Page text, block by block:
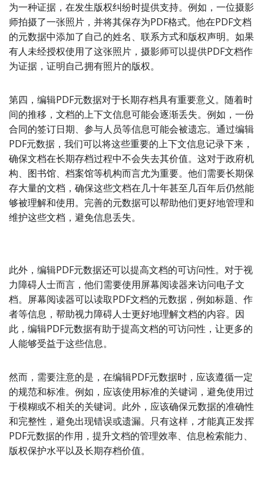
为一种证据，在发生版权纠纷时提供支持。例如，一位摄影
师拍摄了一张照片，并将其保存为PDF格式。他在PDF文档
的元数据中添加了自己的姓名、联系方式和版权声明。如果
有人未经授权使用了这张照片，摄影师可以提供PDF文档作
为证据，证明自己拥有照片的版权。
第四，编辑PDF元数据对于长期存档具有重要意义。随着时
间的推移，文档的上下文信息可能会逐渐丢失。例如，一份
合同的签订日期、参与人员等信息可能会被遗忘。通过编辑
PDF元数据，我们可以将这些重要的上下文信息记录下来，
确保文档在长期存档过程中不会失去其价值。这对于政府机
构、图书馆、档案馆等机构而言尤为重要。他们需要长期保
存大量的文档，确保这些文档在几十年甚至几百年后仍然能
够被理解和使用。完善的元数据可以帮助他们更好地管理和
维护这些文档，避免信息丢失。
此外，编辑PDF元数据还可以提高文档的可访问性。对于视
力障碍人士而言，他们需要使用屏幕阅读器来访问电子文
档。屏幕阅读器可以读取PDF文档的元数据，例如标题、作
者等信息，帮助视力障碍人士更好地理解文档的内容。因
此，编辑PDF元数据有助于提高文档的可访问性，让更多的
人能够受益于这些信息。
然而，需要注意的是，在编辑PDF元数据时，应该遵循一定
的规范和标准。例如，应该使用标准的关键词，避免使用过
于模糊或不相关的关键词。此外，应该确保元数据的准确性
和完整性，避免出现错误或遗漏。只有这样，才能真正发挥
PDF元数据的作用，提升文档的管理效率、信息检索能力、
版权保护水平以及长期存档价值。